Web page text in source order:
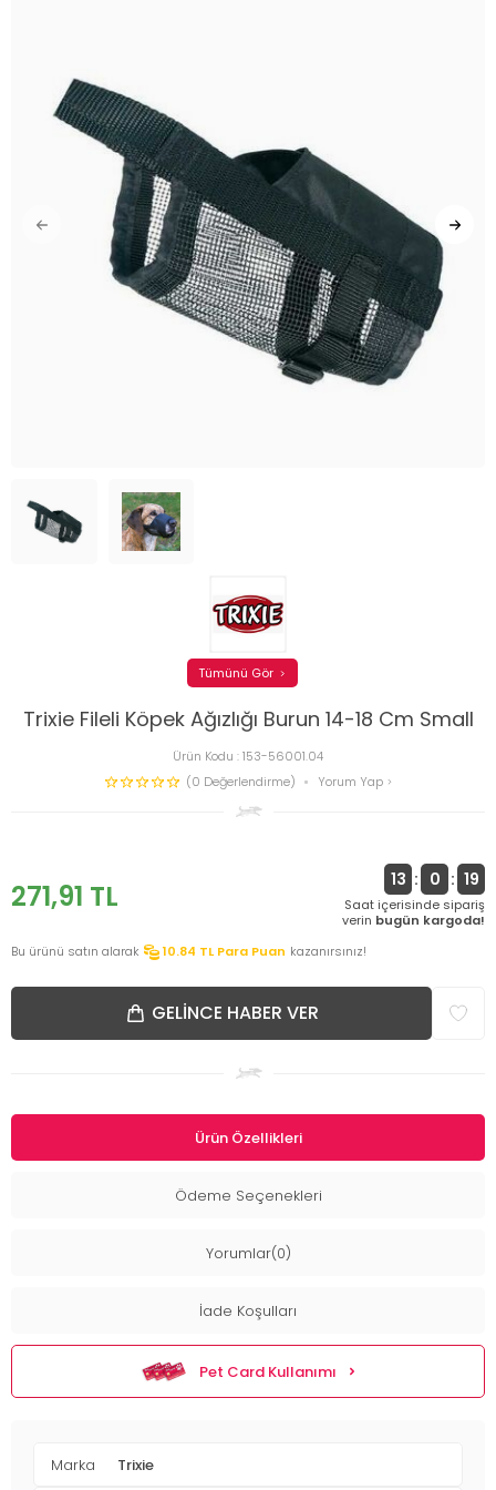
Trixie Fileli Köpek Ağızlığı Burun 14-18 Cm Small
Ürün Kodu :153-56001.04
(0 Değerlendirme)
Yorum Yap
Tümünü Gör
271,91 TL 13 : 0 : 19
Saat içerisinde sipariş
verin bugün kargoda!
Bu ürünü satın alarak
10.84 TL Para Puan kazanırsınız!
GELINCE HABER VER
Ürün Özellikleri
Ödeme Seçenekleri
Yorumlar(0)
İade Koşulları
Pet Card Kullanımı
Marka Trixie